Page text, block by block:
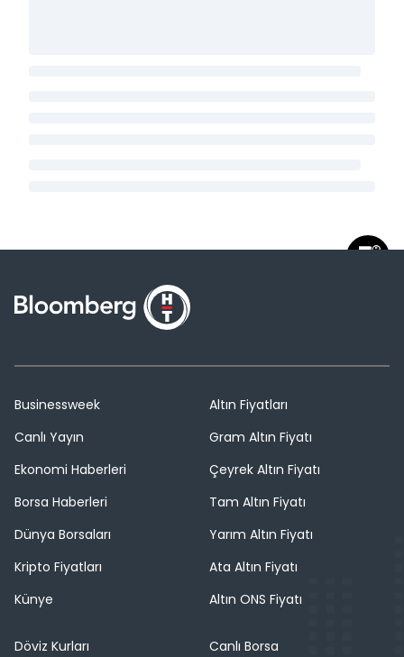
Businessweek
Canlı Yayın
Ekonomi Haberleri
Borsa Haberleri
Dünya Borsaları
Kripto Fiyatları
Künye
Altın Fiyatları
Gram Altın Fiyatı
Çeyrek Altın Fiyatı
Tam Altın Fiyatı
Yarım Altın Fiyatı
Ata Altın Fiyatı
Altın ONS Fiyatı
Döviz Kurları
Canlı Borsa